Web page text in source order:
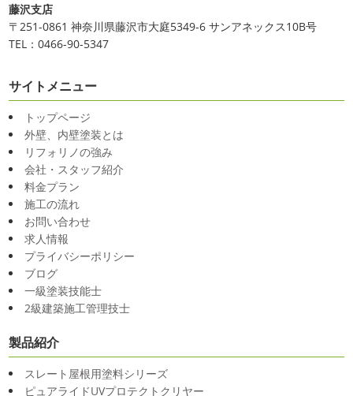
藤沢支店
〒251-0861 神奈川県藤沢市大庭5349-6 サンアネックス10B号
TEL：0466-90-5347
サイトメニュー
トップページ
外壁、内壁塗装とは
リフォリノの強み
会社・スタッフ紹介
料金プラン
施工の流れ
お問い合わせ
求人情報
プライバシーポリシー
ブログ
一級塗装技能士
2級建築施工管理技士
製品紹介
スレート屋根用塗料シリーズ
ピュアライドUVプロテクトクリヤー